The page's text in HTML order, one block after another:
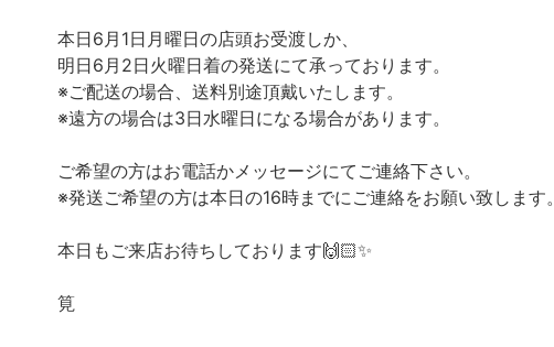
本日6月1日月曜日の店頭お受渡しか、
明日6月2日火曜日着の発送にて承っております。
※ご配送の場合、送料別途頂戴いたします。
※遠方の場合は3日水曜日になる場合があります。
ご希望の方はお電話かメッセージにてご連絡下さい。
※発送ご希望の方は本日の16時までにご連絡をお願い致します。
本日もご来店お待ちしております🙌🏻✨
筧